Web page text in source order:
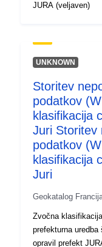
JURA (veljaven)
UNKNOWN
Storitev
podatkov
klasifikacija
Juri Storitev
podatkov
klasifikacija
Juri
Geokatalog
Zvočna
prefekturna
opravil prefekt